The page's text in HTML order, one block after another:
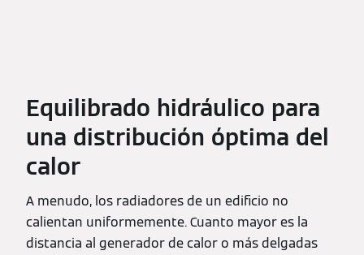
Equilibrado hidráulico para
una distribución óptima del
calor
A menudo, los radiadores de un edificio no
calientan uniformemente. Cuanto mayor es la
distancia al generador de calor o más delgadas